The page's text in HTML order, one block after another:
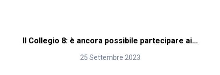
Il Collegio 8: è ancora possibile partecipare ai...
25 Settembre 2023